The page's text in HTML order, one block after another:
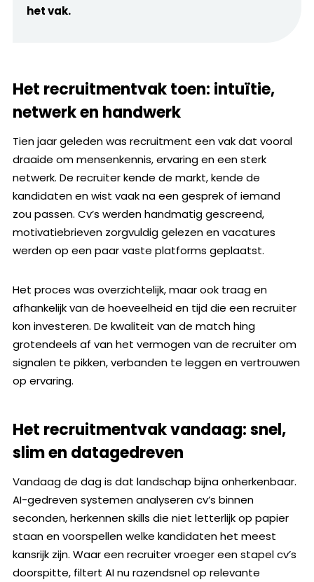
het vak.
Het recruitmentvak toen: intuïtie,
netwerk en handwerk
Tien jaar geleden was recruitment een vak dat vooral
draaide om mensenkennis, ervaring en een sterk
netwerk. De recruiter kende de markt, kende de
kandidaten en wist vaak na een gesprek of iemand
zou passen. Cv’s werden handmatig gescreend,
motivatiebrieven zorgvuldig gelezen en vacatures
werden op een paar vaste platforms geplaatst.
Het proces was overzichtelijk, maar ook traag en
afhankelijk van de hoeveelheid en tijd die een recruiter
kon investeren. De kwaliteit van de match hing
grotendeels af van het vermogen van de recruiter om
signalen te pikken, verbanden te leggen en vertrouwen
op ervaring.
Het recruitmentvak vandaag: snel,
slim en datagedreven
Vandaag de dag is dat landschap bijna onherkenbaar.
AI-gedreven systemen analyseren cv’s binnen
seconden, herkennen skills die niet letterlijk op papier
staan en voorspellen welke kandidaten het meest
kansrijk zijn. Waar een recruiter vroeger een stapel cv’s
doorspitte, filtert AI nu razendsnel op relevante